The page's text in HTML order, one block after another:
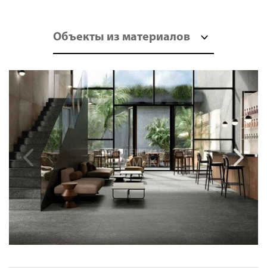
Объекты из материалов